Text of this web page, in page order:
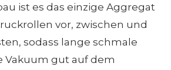
ist es das einzige Aggregat
vor, zwischen und
sodass lange schmale
Vakuum gut auf dem